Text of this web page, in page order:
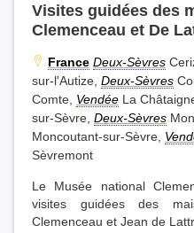
Visites guidées des
Clemenceau et De
France Deux-Sèvres
sur-l'Autize, Deux-Sèvres
Comte, Vendée La
sur-Sèvre, Deux-Sèvres
Moncoutant-sur-Sèvre,
Sèvremont
Le Musée national
visites guidées des
Clemenceau et Jean de